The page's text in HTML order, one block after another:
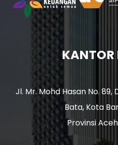
KANTOR
Jl. Mr. Mohd Hasan No. 89,
Bata, Kota
Provinsi